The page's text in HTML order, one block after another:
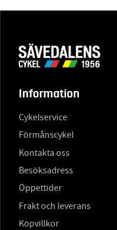
Information
Cykelservice
Förmånscykel
Kontakta oss
Besöksadress
Öppettider
Frakt och leverans
Köpvillkor